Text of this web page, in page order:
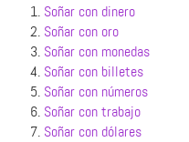
1. Soñar con dinero
2. Soñar con oro
3. Soñar con monedas
4. Soñar con billetes
5. Soñar con números
6. Soñar con trabajo
7. Soñar con dólares